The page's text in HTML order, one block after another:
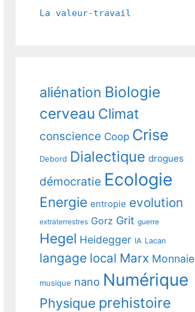
La valeur-travail
aliénation Biologie
cerveau Climat
conscience Coop Crise
Debord Dialectique drogues
démocratie Ecologie
Energie entropie evolution
extraterrestres Gorz Grit guerre
Hegel Heidegger IA Lacan
langage local Marx Monnaie
musique nano Numérique
Physique prehistoire